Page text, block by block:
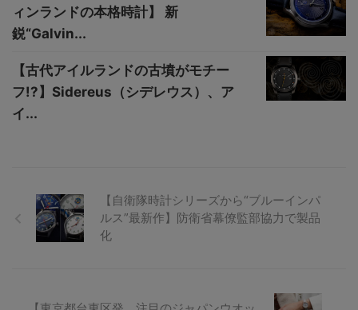
ィンランドの本格時計】 新
鋭“Galvin...
【古代アイルランドの古墳がモチー
フ!?】Sidereus（シデレウス）、ア
イ...
【自衛隊時計シリーズから“ブルーインパ
ルス”最新作】防衛省幕僚監部協力で製品
化